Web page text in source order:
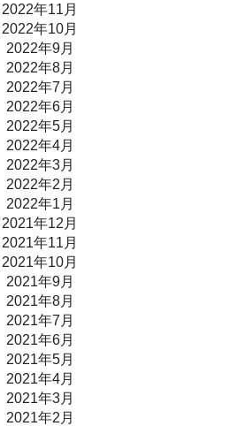
2022年11月
2022年10月
2022年9月
2022年8月
2022年7月
2022年6月
2022年5月
2022年4月
2022年3月
2022年2月
2022年1月
2021年12月
2021年11月
2021年10月
2021年9月
2021年8月
2021年7月
2021年6月
2021年5月
2021年4月
2021年3月
2021年2月